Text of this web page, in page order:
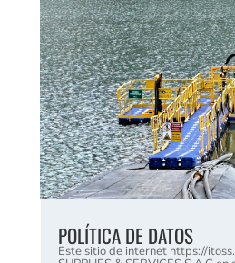
POLÍTICA DE DATOS
Este sitio de internet https://